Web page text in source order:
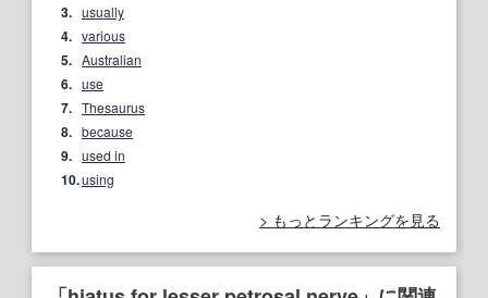
3. usually
4. various
5. Australian
6. use
7. Thesaurus
8. because
9. used in
10.using
もっとランキングを見る